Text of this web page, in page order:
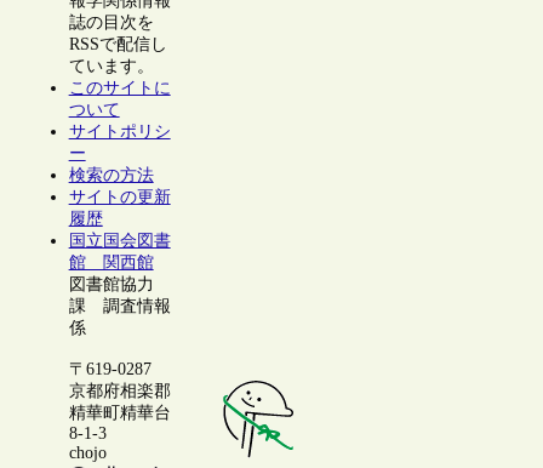
誌の目次を
RSSで配信し
ています。
このサイトに
ついて
サイトポリシ
ー
検索の方法
サイトの更新
履歴
国立国会図書
館 関西館
図書館協力
課 調査情報
係
〒619-0287
京都府相楽郡
精華町精華台
8-1-3
chojo